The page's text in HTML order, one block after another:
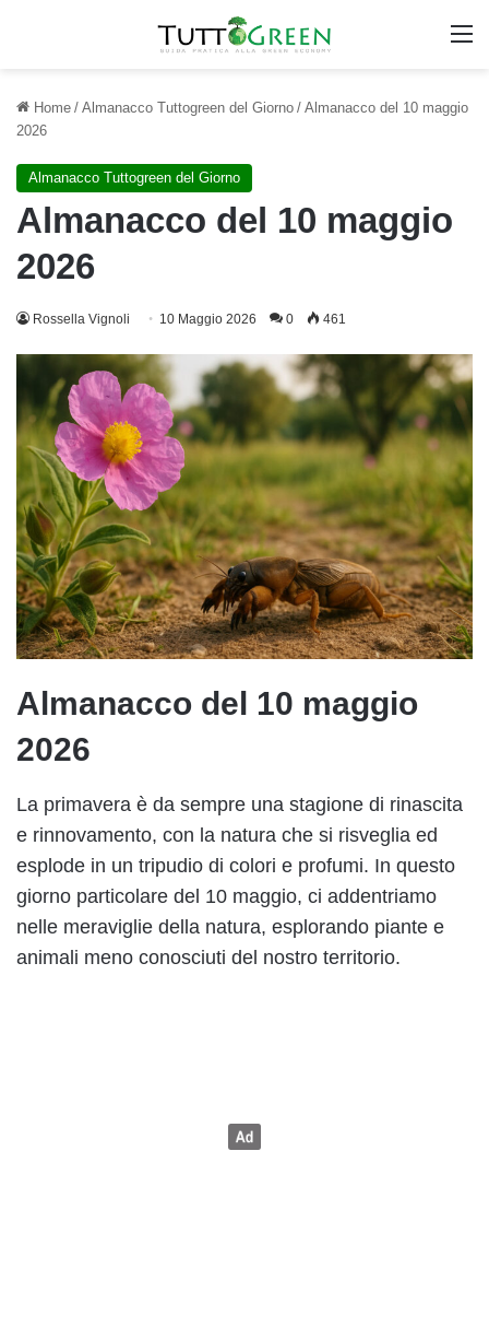
Home / Almanacco Tuttogreen del Giorno / Almanacco del 10 maggio
2026
Almanacco Tuttogreen del Giorno
Almanacco del 10 maggio
2026
Rossella Vignoli 10 Maggio 2026 0 461
Almanacco del 10 maggio
2026
La primavera è da sempre una stagione di rinascita
e rinnovamento, con la natura che si risveglia ed
esplode in un tripudio di colori e profumi. In questo
giorno particolare del 10 maggio, ci addentriamo
nelle meraviglie della natura, esplorando piante e
animali meno conosciuti del nostro territorio.